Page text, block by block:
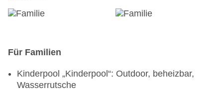
Für Familien
Kinderpool „Kinderpool“: Outdoor, beheizbar,
Wasserrutsche